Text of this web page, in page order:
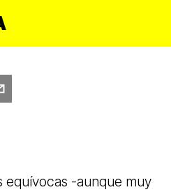
equívocas -aunque muy